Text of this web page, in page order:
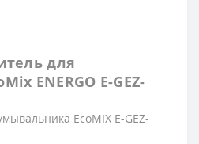
для
ENERGO E-GEZ-
EcoMIX E-GEZ-